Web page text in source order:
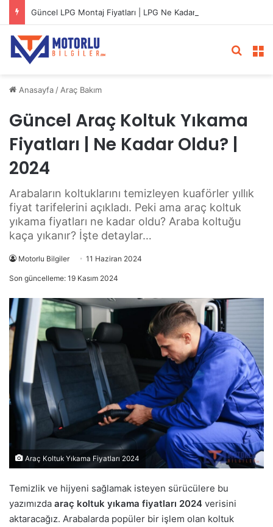
Güncel LPG Montaj Fiyatları | LPG Ne Kadara Takılır?
Anasayfa / Araç Bakım
Güncel Araç Koltuk Yıkama
Fiyatları | Ne Kadar Oldu? |
2024
Arabaların koltuklarını temizleyen kuaförler yıllık
fiyat tarifelerini açıkladı. Peki ama araç koltuk
yıkama fiyatları ne kadar oldu? Araba koltuğu
kaça yıkanır? İşte detaylar…
Motorlu Bilgiler 11 Haziran 2024
Son güncelleme: 19 Kasım 2024
Araç Koltuk Yıkama Fiyatları 2024
Temizlik ve hijyeni sağlamak isteyen sürücülere bu
yazımızda araç koltuk yıkama fiyatları 2024 verisini
aktaracağız. Arabalarda popüler bir işlem olan koltuk